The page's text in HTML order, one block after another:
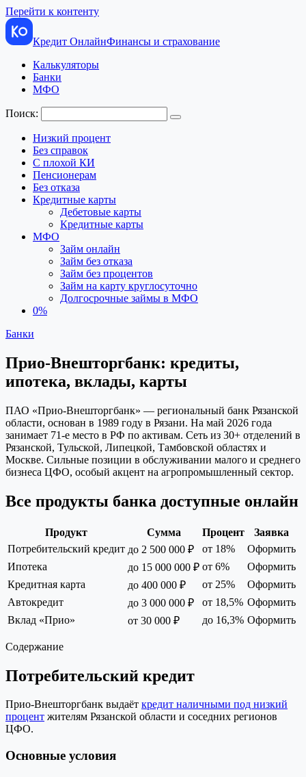
Перейти к контенту
Кредит ОнлайнФинансы и страхование
Калькуляторы
Банки
МФО
Поиск:
Низкий процент
Без справок
С плохой КИ
Пенсионерам
Без отказа
Кредитные карты
Дебетовые карты
Кредитные карты
МФО
Займ онлайн
Займ без отказа
Займ без процентов
Займ на карту круглосуточно
Долгосрочные займы в МФО
0%
Банки
Прио‑Внешторгбанк: кредиты,
ипотека, вклады, карты
ПАО «Прио‑Внешторгбанк» — региональный банк Рязанской
области, основан в 1989 году в Рязани. На май 2026 года
занимает 71‑е место в РФ по активам. Сеть из 30+ отделений в
Рязанской, Тульской, Липецкой, Тамбовской областях и
Москве. Сильные позиции в обслуживании малого и среднего
бизнеса ЦФО, особый акцент на агропромышленный сектор.
Все продукты банка доступные онлайн
Продукт Сумма Процент
Заявка
Потребительский кредит до 2 500 000 ₽ от 18%
Оформить
Ипотека
до 15 000 000 ₽ от 6%
Оформить
Кредитная карта
до 400 000 ₽ от 25%
Оформить
Автокредит
до 3 000 000 ₽ от 18,5% Оформить
Вклад «Прио»
от 30 000 ₽ до 16,3% Оформить
Содержание
Потребительский кредит
Прио‑Внешторгбанк выдаёт кредит наличными под низкий
процент жителям Рязанской области и соседних регионов
ЦФО.
Основные условия